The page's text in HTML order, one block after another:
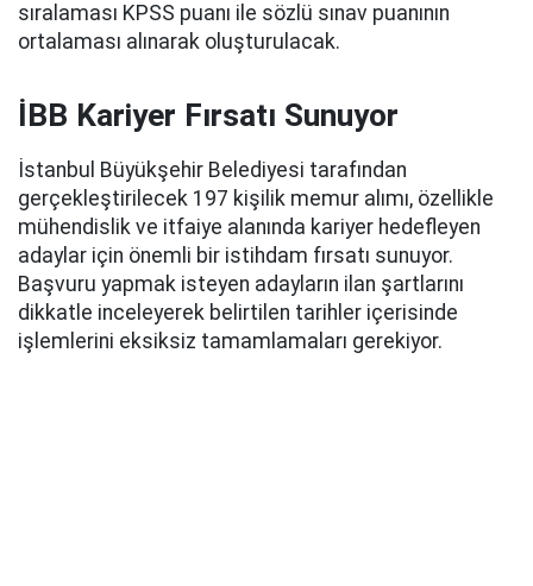
sıralaması KPSS puanı ile sözlü sınav puanının
ortalaması alınarak oluşturulacak.
İBB Kariyer Fırsatı Sunuyor
İstanbul Büyükşehir Belediyesi tarafından
gerçekleştirilecek 197 kişilik memur alımı, özellikle
mühendislik ve itfaiye alanında kariyer hedefleyen
adaylar için önemli bir istihdam fırsatı sunuyor.
Başvuru yapmak isteyen adayların ilan şartlarını
dikkatle inceleyerek belirtilen tarihler içerisinde
işlemlerini eksiksiz tamamlamaları gerekiyor.